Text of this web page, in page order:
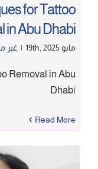
for Tattoo
in Abu Dhabi
مايو 19th, 2025 | غير
Removal in Abu
Dhabi
Read More